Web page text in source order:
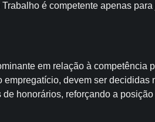
é competente apenas
em relação à
devem ser
honorários, reforçando a